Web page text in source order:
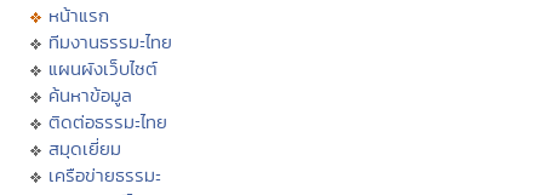
หน้าแรก
ทีมงานธรรมะไทย
แผนผังเว็บไซต์
ค้นหาข้อมูล
ติดต่อธรรมะไทย
สมุดเยี่ยม
เครือข่ายธรรมะ